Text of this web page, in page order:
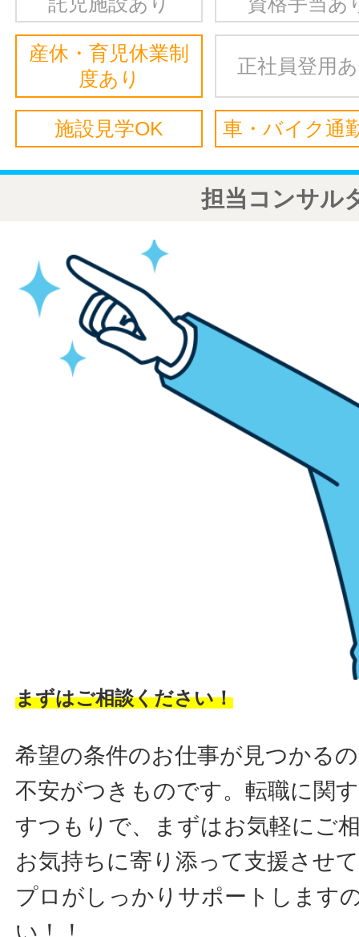
産休・育児休業制
度あり
正社員登用
施設見学OK 車・バイク通
担当コンサル
まずはご相談ください！
希望の条件のお仕事が見つかる
不安がつきものです。転職に関
すつもりで、まずはお気軽にご
お気持ちに寄り添って支援させ
プロがしっかりサポートします
い！！